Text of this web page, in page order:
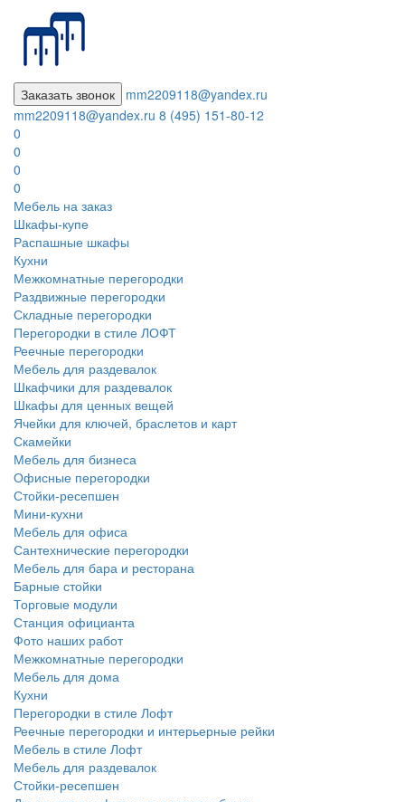
Заказать звонок
mm2209118@yandex.ru
mm2209118@yandex.ru 8 (495) 151-80-12
0
0
0
0
Мебель на заказ
Шкафы-купе
Распашные шкафы
Кухни
Межкомнатные перегородки
Раздвижные перегородки
Складные перегородки
Перегородки в стиле ЛОФТ
Реечные перегородки
Мебель для раздевалок
Шкафчики для раздевалок
Шкафы для ценных вещей
Ячейки для ключей, браслетов и карт
Скамейки
Мебель для бизнеса
Офисные перегородки
Стойки-ресепшен
Мини-кухни
Мебель для офиса
Сантехнические перегородки
Мебель для бара и ресторана
Барные стойки
Торговые модули
Станция официанта
Фото наших работ
Межкомнатные перегородки
Мебель для дома
Кухни
Перегородки в стиле Лофт
Реечные перегородки и интерьерные рейки
Мебель в стиле Лофт
Мебель для раздевалок
Стойки-ресепшен